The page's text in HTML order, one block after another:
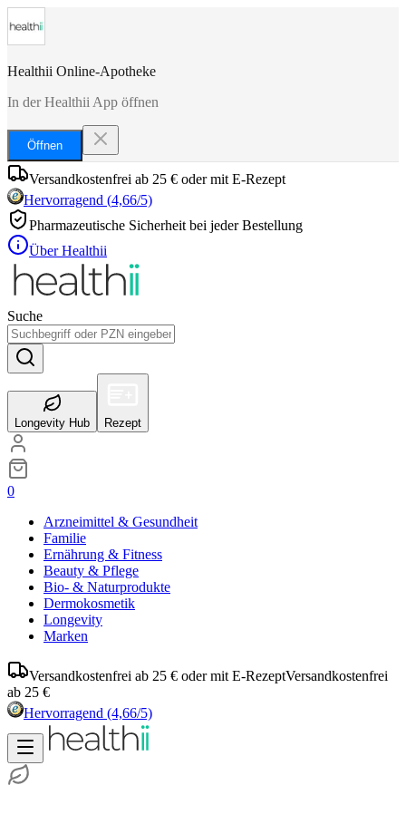
Healthii Online-Apotheke
In der Healthii App öffnen
Öffnen
Versandkostenfrei ab 25 € oder mit E-Rezept
Hervorragend (4,66/5)
Pharmazeutische Sicherheit bei jeder Bestellung
Über Healthii
Suche
Longevity Hub Rezept
0
Arzneimittel & Gesundheit
Familie
Ernährung & Fitness
Beauty & Pflege
Bio- & Naturprodukte
Dermokosmetik
Longevity
Marken
Versandkostenfrei ab 25 € oder mit E-RezeptVersandkostenfrei
ab 25 €
Hervorragend (4,66/5)